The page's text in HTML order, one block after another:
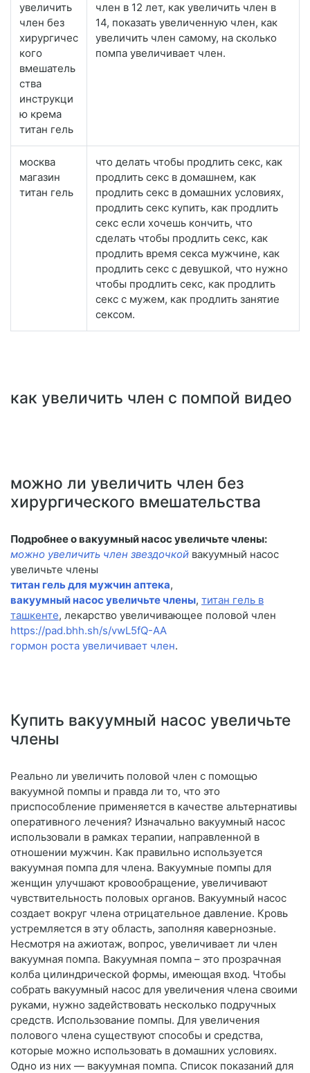
увеличить
член без
хирургичес
кого
вмешатель
ства
инструкци
ю крема
титан гель
член в 12 лет, как увеличить член в
14, показать увеличенную член, как
увеличить член самому, на сколько
помпа увеличивает член.
москва
магазин
титан гель
что делать чтобы продлить секс, как
продлить секс в домашнем, как
продлить секс в домашних условиях,
продлить секс купить, как продлить
секс если хочешь кончить, что
сделать чтобы продлить секс, как
продлить время секса мужчине, как
продлить секс с девушкой, что нужно
чтобы продлить секс, как продлить
секс с мужем, как продлить занятие
сексом.
как увеличить член с помпой видео
можно ли увеличить член без
хирургического вмешательства
Подробнее о вакуумный насос увеличьте члены:
можно увеличить член звездочкой вакуумный насос
увеличьте члены
титан гель для мужчин аптека,
вакуумный насос увеличьте члены, титан гель в
ташкенте, лекарство увеличивающее половой член
https://pad.bhh.sh/s/vwL5fQ-AA
гормон роста увеличивает член.
Купить вакуумный насос увеличьте
члены
Реально ли увеличить половой член с помощью
вакуумной помпы и правда ли то, что это
приспособление применяется в качестве альтернативы
оперативного лечения? Изначально вакуумный насос
использовали в рамках терапии, направленной в
отношении мужчин. Как правильно используется
вакуумная помпа для члена. Вакуумные помпы для
женщин улучшают кровообращение, увеличивают
чувствительность половых органов. Вакуумный насос
создает вокруг члена отрицательное давление. Кровь
устремляется в эту область, заполняя кавернозные.
Несмотря на ажиотаж, вопрос, увеличивает ли член
вакуумная помпа. Вакуумная помпа – это прозрачная
колба цилиндрической формы, имеющая вход. Чтобы
собрать вакуумный насос для увеличения члена своими
руками, нужно задействовать несколько подручных
средств. Использование помпы. Для увеличения
полового члена существуют способы и средства,
которые можно использовать в домашних условиях.
Одно из них — вакуумная помпа. Список показаний для